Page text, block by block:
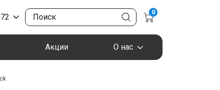
0
Акции О нас